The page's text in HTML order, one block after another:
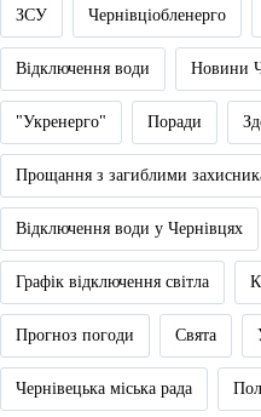
ЗСУ Чернівціобленерго
Відключення води Новини
"Укренерго" Поради
Прощання з загиблими
Відключення води у Чернівцях
Графік відключення світла
Прогноз погоди Свята
Чернівецька міська рада